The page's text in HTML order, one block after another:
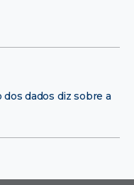
dados diz sobre a